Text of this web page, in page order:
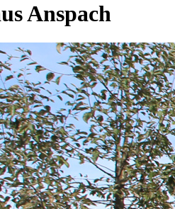
Anspach